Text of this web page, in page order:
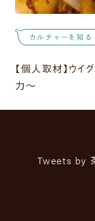
【個人取材】ウイ
力～
カルチャーを知る
Tweets by